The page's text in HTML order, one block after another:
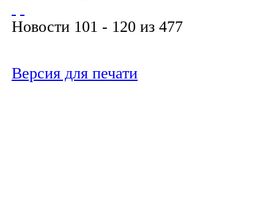
Новости 101 - 120 из 477
Версия для печати